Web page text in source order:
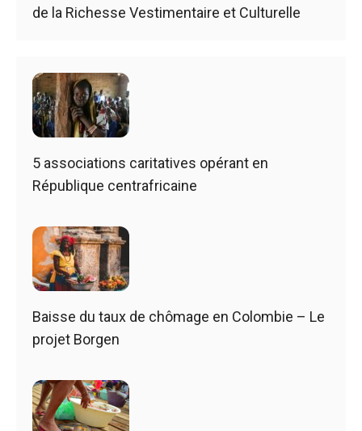
de la Richesse Vestimentaire et Culturelle
5 associations caritatives opérant en
République centrafricaine
Baisse du taux de chômage en Colombie – Le
projet Borgen